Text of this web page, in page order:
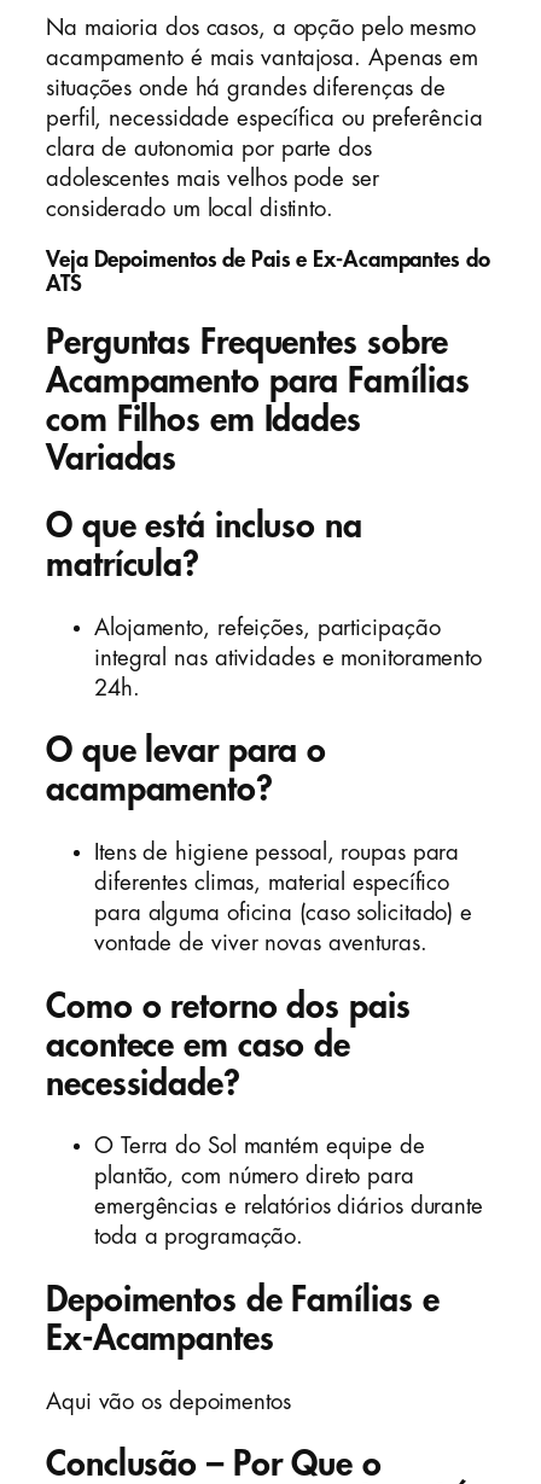
Na maioria dos casos, a opção pelo mesmo
acampamento é mais vantajosa. Apenas em
situações onde há grandes diferenças de
perfil, necessidade específica ou preferência
clara de autonomia por parte dos
adolescentes mais velhos pode ser
considerado um local distinto.
Veja Depoimentos de Pais e Ex-Acampantes do
ATS
Perguntas Frequentes sobre
Acampamento para Famílias
com Filhos em Idades
Variadas
O que está incluso na
matrícula?
Alojamento, refeições, participação
integral nas atividades e monitoramento
24h.
O que levar para o
acampamento?
Itens de higiene pessoal, roupas para
diferentes climas, material específico
para alguma oficina (caso solicitado) e
vontade de viver novas aventuras.
Como o retorno dos pais
acontece em caso de
necessidade?
O Terra do Sol mantém equipe de
plantão, com número direto para
emergências e relatórios diários durante
toda a programação.
Depoimentos de Famílias e
Ex-Acampantes
Aqui vão os depoimentos
Conclusão – Por Que o